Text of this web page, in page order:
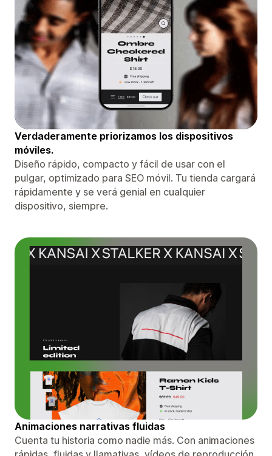
Verdaderamente priorizamos los dispositivos
móviles.
Diseño rápido, compacto y fácil de usar con el
pulgar, optimizado para SEO móvil. Tu tienda cargará
rápidamente y se verá genial en cualquier
dispositivo, siempre.
Animaciones narrativas fluidas
Cuenta tu historia como nadie más. Con animaciones